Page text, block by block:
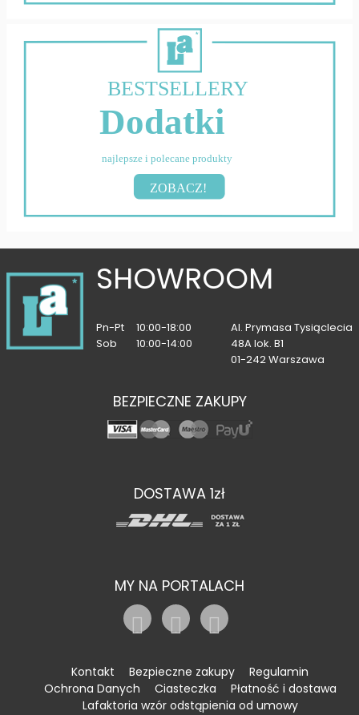
BESTSELLERY
Dodatki
najlepsze i polecane produkty
ZOBACZ!
SHOWROOM
Pn-Pt
10:00-18:00
Sob
10:00-14:00
Al. Prymasa Tysiąclecia
48A lok. B1
01-242 Warszawa
BEZPIECZNE ZAKUPY
DOSTAWA 1zł
MY NA PORTALACH
Kontakt Bezpieczne zakupy
Regulamin
Ochrona Danych
Ciasteczka
Płatność i dostawa
Lafaktoria wzór odstąpienia od umowy